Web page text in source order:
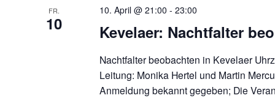
FR.
10 Kevelaer: Nachtfalter
10. April @ 21:00 -23:00
Nachtfalter beobachten in Kevelaer
Leitung: Monika Hertel und Martin
Anmeldung bekannt gegeben; Die